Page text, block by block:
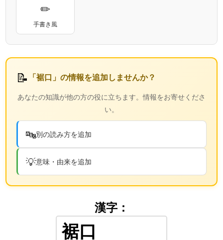
✏
手書き風
📝 「裾口」の情報を追加しませんか？
あなたの知識が他の方の役に立ちます。情報をお寄せくださ
い。
🔤別の読み方を追加
💡意味・由来を追加
漢字：